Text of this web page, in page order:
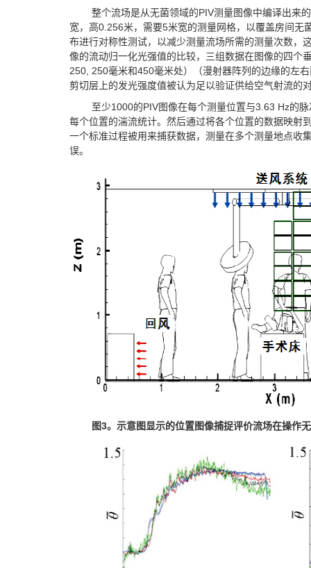
整个流场是从无菌领域的PIV测量图像中编译出来
宽，高0.256米，需要5米宽的测量网格，以覆盖房间无
布进行对称性测试，以减少测量流场所需的测量次数，
像的流动归一化光强值的比较，三组数据在图像的四个
250, 250毫米和450毫米处）（漫射器阵列的边缘的左
剪切层上的发光强度值被认为足以验证供给空气射流的
至少1000的PIV图像在每个测量位置与3.63 Hz的
每个位置的湍流统计。然后通过将各个位置的数据映射
一个标准过程被用来捕获数据，测量在多个测量地点收
误。
图3。示意图显示的位置图像捕捉评价流场在操作